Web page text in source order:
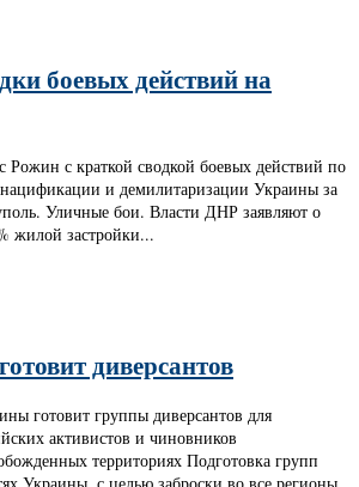
боевых действий на
Рожин с краткой сводкой боевых действий по
и демилитаризации Украины за
Уличные бои. Власти ДНР заявляют о
жилой застройки...
диверсантов
готовит группы диверсантов для
активистов и чиновников
территориях Подготовка групп